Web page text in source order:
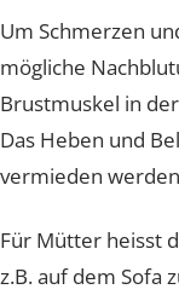
Die korrekte
bringen Abhilfe
Um Schmerzen
mögliche
Brustmuskel in
Das Heben und